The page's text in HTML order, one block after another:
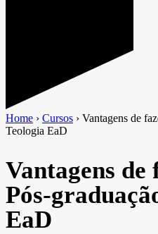
Home › Cursos › Vantagens de
Teologia EaD
Vantagens de
Pós-
EaD